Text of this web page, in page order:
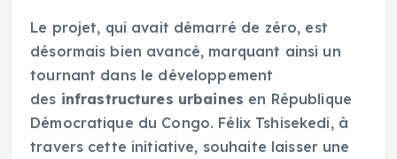
Le projet, qui avait démarré de zéro, est
désormais bien avancé, marquant ainsi un
tournant dans le développement
des infrastructures urbaines en République
Démocratique du Congo. Félix Tshisekedi, à
travers cette initiative, souhaite laisser une